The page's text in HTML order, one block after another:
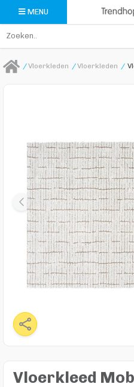
MENU
/Vloerkleden /Vloerkleden /
Vloerkleed